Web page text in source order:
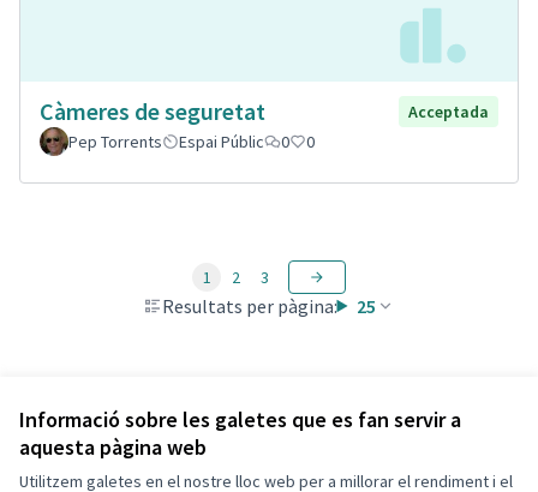
Informació sobre les galetes que es fan servir a
aquesta pàgina web
Utilitzem galetes en el nostre lloc web per a millorar el rendiment i el
Càmeres de seguretat
Acceptada
Pep Torrents
Espai Públic 0 0
Resultats per pàgina: 25
1 2 3
Veure totes les propostes retirades
Termes i condicions d'ús